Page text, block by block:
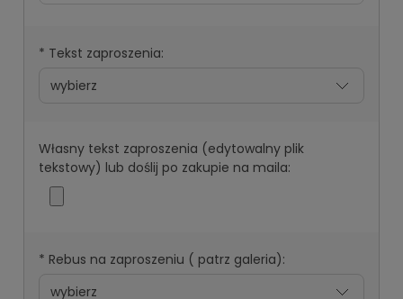
* Tekst zaproszenia:
Własny tekst zaproszenia (edytowalny plik
tekstowy) lub doślij po zakupie na maila:
* Rebus na zaproszeniu ( patrz galeria):